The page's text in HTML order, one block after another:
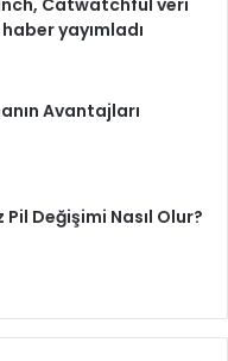
Catwatchful veri
yayımladı
Avantajları
Değişimi Nasıl Olur?